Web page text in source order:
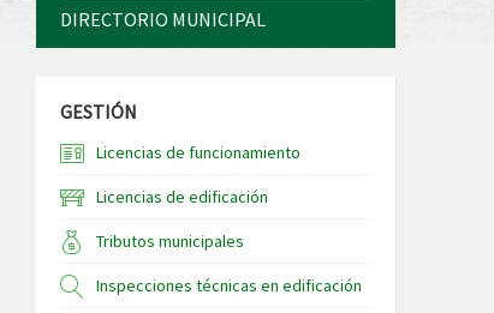
DIRECTORIO MUNICIPAL
GESTIÓN
Licencias de funcionamiento
Licencias de edificación
Tributos municipales
Inspecciones técnicas en edificación